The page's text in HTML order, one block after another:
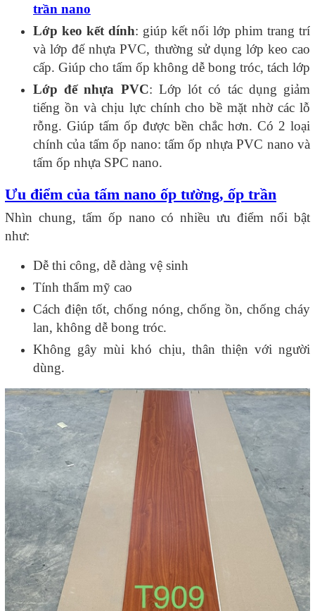
trần nano
Lớp keo kết dính: giúp kết nối lớp phim trang trí
và lớp đế nhựa PVC, thường sử dụng lớp keo cao
cấp. Giúp cho tấm ốp không dễ bong tróc, tách lớp
Lớp đế nhựa PVC: Lớp lót có tác dụng giảm
tiếng ồn và chịu lực chính cho bề mặt nhờ các lỗ
rỗng. Giúp tấm ốp được bền chắc hơn. Có 2 loại
chính của tấm ốp nano: tấm ốp nhựa PVC nano và
tấm ốp nhựa SPC nano.
Ưu điểm của tấm nano ốp tường, ốp trần
Nhìn chung, tấm ốp nano có nhiều ưu điểm nổi bật
như:
Dễ thi công, dễ dàng vệ sinh
Tính thẩm mỹ cao
Cách điện tốt, chống nóng, chống ồn, chống cháy
lan, không dễ bong tróc.
Không gây mùi khó chịu, thân thiện với người
dùng.